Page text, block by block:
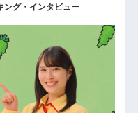
ング・インタビュー